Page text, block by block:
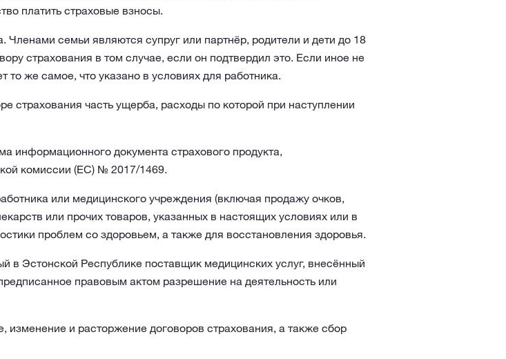
платить страховые взносы.
семьи являются супруг или партнёр, родители и дети до 18
страхования в том случае, если он подтвердил это. Если иное не
то же самое, что указано в условиях для работника.
страхования часть ущерба, расходы по которой при наступлении
информационного документа страхового продукта,
комиссии (ЕС) № 2017/1469.
или медицинского учреждения (включая продажу очков,
или прочих товаров, указанных в настоящих условиях или в
проблем со здоровьем, а также для восстановления здоровья.
в Эстонской Республике поставщик медицинских услуг, внесённый
правовым актом разрешение на деятельность или
изменение и расторжение договоров страхования, а также сбор